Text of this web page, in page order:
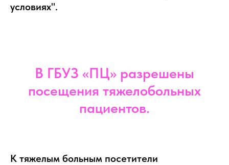
условиях".
В ГБУЗ «ПЦ» разрешены
посещения тяжелобольных
пациентов.
К тяжелым больным посетители